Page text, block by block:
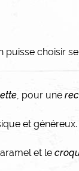
puisse choisir
, pour une
et généreux.
et le